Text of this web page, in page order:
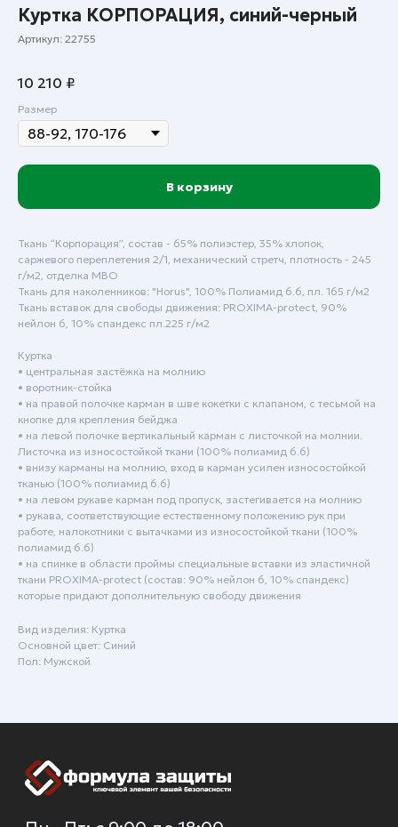
Куртка КОРПОРАЦИЯ, синий-черный
Артикул: 22755
10 210 ₽
Размер
В корзину
Ткань “Корпорация”, состав - 65% полиэстер, 35% хлопок,
саржевого переплетения 2/1, механический стретч, плотность - 245
г/м2, отделка МВО
Ткань для наколенников: "Horus", 100% Полиамид 6.6, пл. 165 г/м2
Ткань вставок для свободы движения: PROXIMA-protect, 90%
нейлон 6, 10% спандекс пл.225 г/м2
Куртка
• центральная застёжка на молнию
• воротник-стойка
• на правой полочке карман в шве кокетки с клапаном, с тесьмой на
кнопке для крепления бейджа
• на левой полочке вертикальный карман с листочкой на молнии.
Листочка из износостойкой ткани (100% полиамид 6.6)
• внизу карманы на молнию, вход в карман усилен износостойкой
тканью (100% полиамид 6.6)
• на левом рукаве карман под пропуск, застегивается на молнию
• рукава, соответствующие естественному положению рук при
работе, налокотники с вытачками из износостойкой ткани (100%
полиамид 6.6)
• на спинке в области проймы специальные вставки из эластичной
ткани PROXIMA-protect (состав: 90% нейлон 6, 10% спандекс)
которые придают дополнительную свободу движения
Вид изделия: Куртка
Основной цвет: Синий
Пол: Мужской
Краснодар
Сочи
+7 (861) 207-24-07
+7 (861) 207-24-07
+7 (800) 222-78-13
info@specodezhda-krd.ru
Пн - Пт: с 9:00 до 18:00
Сб - Вск: выходной
О компании
Каталог